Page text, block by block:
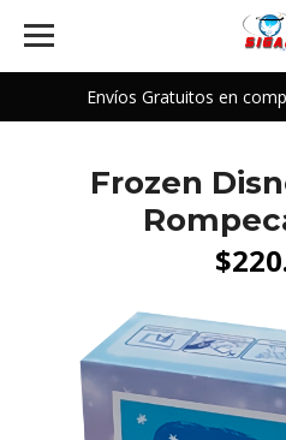
Envíos Gratuitos en
Frozen